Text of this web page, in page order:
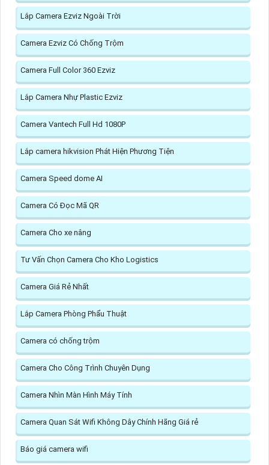
Lắp Camera Ezviz Ngoài Trời
Camera Ezviz Có Chống Trộm
Camera Full Color 360 Ezviz
Lắp Camera Nhự Plastic Ezviz
Camera Vantech Full Hd 1080P
Lắp camera hikvision Phát Hiện Phương Tiện
Camera Speed dome AI
Camera Có Đọc Mã QR
Camera Cho xe nâng
Tư Vấn Chọn Camera Cho Kho Logistics
Camera Giá Rẻ Nhất
Lắp Camera Phòng Phẩu Thuật
Camera có chống trộm
Camera Cho Công Trình Chuyên Dụng
Camera Nhìn Màn Hình Máy Tính
Camera Quan Sát Wifi Không Dây Chính Hãng Giá rẻ
Báo giá camera wifi